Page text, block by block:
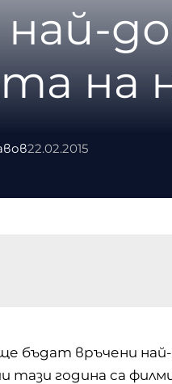
на
22.02.2015
бъдат връчени
тази година са